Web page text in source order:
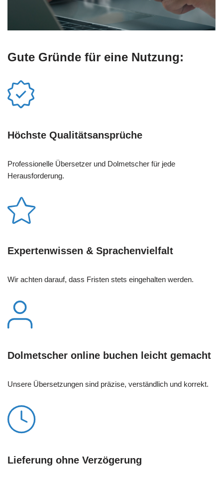
Gute Gründe für eine Nutzung:
Höchste Qualitätsansprüche
Professionelle Übersetzer und Dolmetscher für jede
Herausforderung.
Expertenwissen & Sprachenvielfalt
Wir achten darauf, dass Fristen stets eingehalten werden.
Dolmetscher online buchen leicht gemacht
Unsere Übersetzungen sind präzise, verständlich und korrekt.
Lieferung ohne Verzögerung